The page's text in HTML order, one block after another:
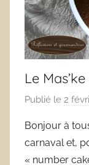
Le
Publié le 2
Bonjour à
carnaval et,
« number